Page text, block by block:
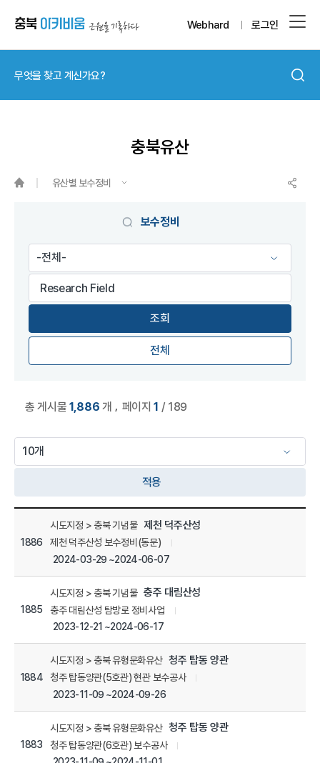
Webhard 로그인
충북유산
유산별 보수정비
보수정비
전체
총 게시물1,886 개 페이지1 / 189
적용
보수정비 목록
1886
시도지정 > 충북 기념물 제천 덕주산성
제천 덕주산성 보수정비(동문)
2024-03-29 ~2024-06-07
1885
시도지정 > 충북 기념물 충주 대림산성
충주 대림산성 탐방로 정비사업
2023-12-21 ~2024-06-17
1884
시도지정 > 충북 유형문화유산 청주 탑동 양관
청주 탑동양관(5호관) 현관 보수공사
2023-11-09 ~2024-09-26
1883
시도지정 > 충북 유형문화유산 청주 탑동 양관
청주 탑동양관(6호관) 보수공사